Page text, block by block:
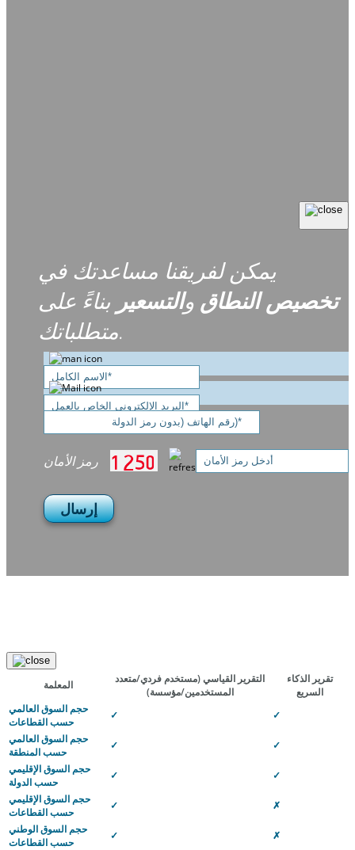
يمكن لفريقنا مساعدتك في
تخصيص النطاق والتسعير بناءً على
متطلباتك.
رمز الأمان
إرسال
المعلمة التقرير القياسي(مستخدم فردي/متعدد
المستخدمين/مؤسسة)
تقرير الذكاء
السريع
حجم السوق العالمي
حسب القطاعات
✓
✓
حجم السوق العالمي
حسب المنطقة
✓
✓
حجم السوق الإقليمي
حسب الدولة
✓
✓
حجم السوق الإقليمي
حسب القطاعات
✓
✗
حجم السوق الوطني
حسب القطاعات
✓ ✗